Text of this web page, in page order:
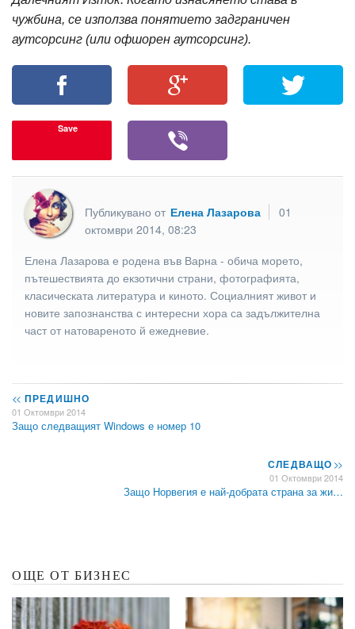
чужбина, се използва понятието задграничен
аутсорсинг (или офшорен аутсорсинг).
Save
Публикувано от Елена Лазарова
01
октомври 2014, 08:23
Елена Лазарова е родена във Варна - обича морето,
пътешествията до екзотични страни, фотографията,
класическата литература и киното. Социалният живот и
новите запознанства с интересни хора са задължителна
част от натовареното й ежедневие.
<< ПРЕДИШНО
01 Октомври 2014
Защо следващият Windows е номер 10
СЛЕДВАЩО>>
01 Октомври 2014
Защо Норвегия е най-добрата страна за жи…
ОЩЕ ОТ БИЗНЕС